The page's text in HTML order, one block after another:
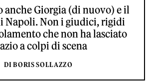
anche Giorgia (di nuovo) e il
Napoli. Non i giudici, rigidi
che non ha lasciato
a colpi di scena
DI BORIS SOLLAZZO